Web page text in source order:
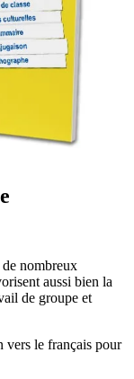
nombreux
aussi bien la
de groupe et
vers le français pour